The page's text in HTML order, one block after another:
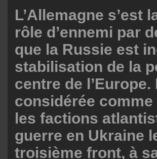
L’Allemagne s’est
rôle d’ennemi par
que la Russie est
stabilisation de la
centre de
considérée
les factions
guerre en Ukraine
troisième front, à